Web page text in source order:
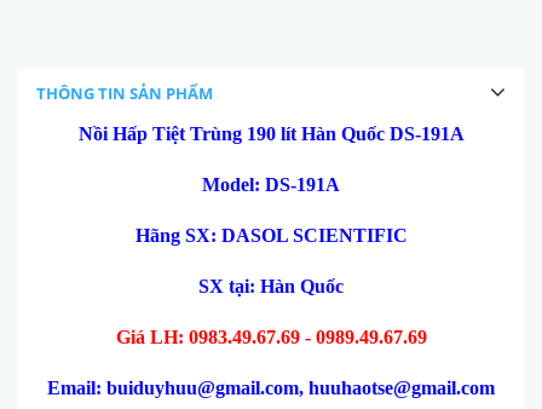
THÔNG TIN SẢN PHẨM
Nồi Hấp Tiệt Trùng 190 lít Hàn Quốc DS-191A
Model: DS-191A
Hãng SX: DASOL SCIENTIFIC
SX tại: Hàn Quốc
Giá LH: 0983.49.67.69 - 0989.49.67.69
Email: buiduyhuu@gmail.com, huuhaotse@gmail.com